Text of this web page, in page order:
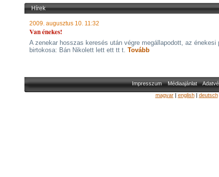
Hírek
2009. augusztus 10. 11:32
Van énekes!
A zenekar hosszas keresés után végre megállapodott, az énekesi
birtokosa: Bán Nikolett lett ett tt t. Tovább
Impresszum Médiaajánlat
magyar| english| deutsch